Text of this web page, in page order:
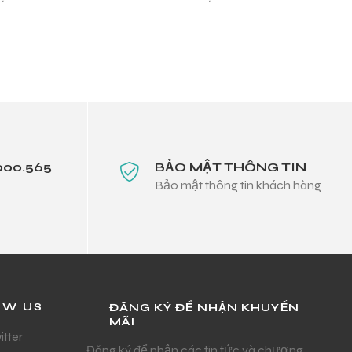
BẢO MẬT THÔNG TIN
Bảo mật thông tin khách hàng
US
ĐĂNG KÝ ĐỂ NHẬN KHUYẾN
MÃI